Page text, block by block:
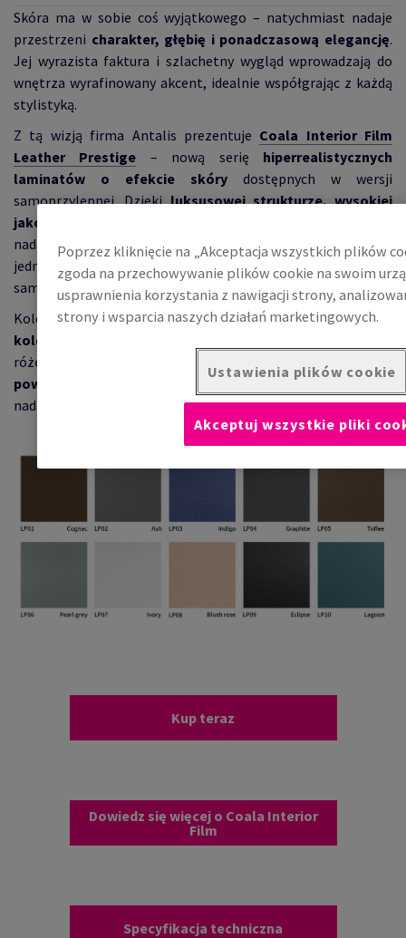
Skóra ma w sobie coś wyjątkowego – natychmiast nadaje
przestrzeni charakter, głębię i ponadczasową elegancję.
Jej wyrazista faktura i szlachetny wygląd wprowadzają do
wnętrza wyrafinowany akcent, idealnie współgrając z każdą
stylistyką.
Z tą wizją firma Antalis prezentuje Coala Interior Film
Leather Prestige – nową serię hiperrealistycznych
laminatów o efekcie skóry dostępnych w wersji
samoprzylepnej. Dziękiluksusowej strukturze, wysokiej
jakości wykończeniu oraz grubości 1050 µm
nadaje przestrzeniom wyrazisty, prestiżowy charakter,
jednocześnie oferując prostotę montażu typową dla folii
samoprzylepnych.
Kolekcja obejmuje10 ekskluzywnych, eleganckich
kolorów
róże. To idealne rozwiązanie do
renowacji płaskich
powierzchni
ściany, drzwi czy meble
nadaje luksusowy i oryginalny wygląd.
Kup teraz
Dowiedz się więcej o Coala Interior
Film
Specyfikacja techniczna
Poprzez kliknięcie na „Akceptacja wszystkich plików
zgoda na przechowywanie plików cookie na swoim
usprawnienia korzystania z nawigacji strony,
strony i wsparcia naszych działań marketingowych.
Ustawienia plików cookie
Akceptuj wszystkie pliki